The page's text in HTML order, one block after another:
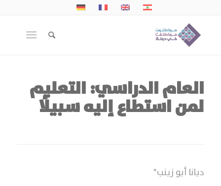
العام الدراسي: التعليم
لمن استطاع إليه سبيلًا
ديانا أبو زينب*